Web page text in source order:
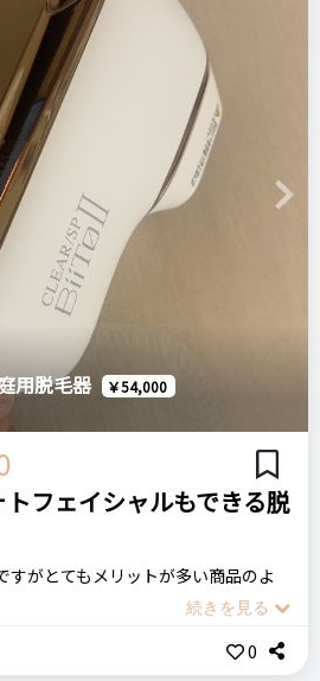
プで商品を探す／
ステマっぽい
ログイン
ます
い人
いる方
理由
トショップ
カミソリ
お家時間
る代わり、他の家庭脱毛器と比べる
めだと思います。
すとレーザーが発射されます。
ると脱毛器が熱くなり、そうすると
ようになってしまいます。そのため
トから抜き、保冷剤などで脱毛器を
作が少し面倒です。
開けてからの使用となるため、前に
になります…。
たので、効果はあまり信用していな
があるままレーザーを発射すると焦
り残しの毛を触るとすぐに取れたり
と脱毛効果がありました。
り、肌の色や無駄毛の状況によって
ができます。
ほど経過しましたが、ちょっとずつ
今後も地道に続けていこうと思いま
Next
用脱毛器
￥54,000
フェイシャルもできる脱
がとてもメリットが多い商品のよ
とバッテリー部分と本体を繋げるこ
きます。
0